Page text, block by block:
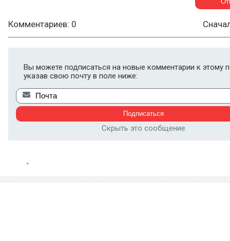
Комментариев: 0
Вы можете подписаться на новые комментарии к этому
указав свою почту в поле ниже:
Скрыть это сообщение